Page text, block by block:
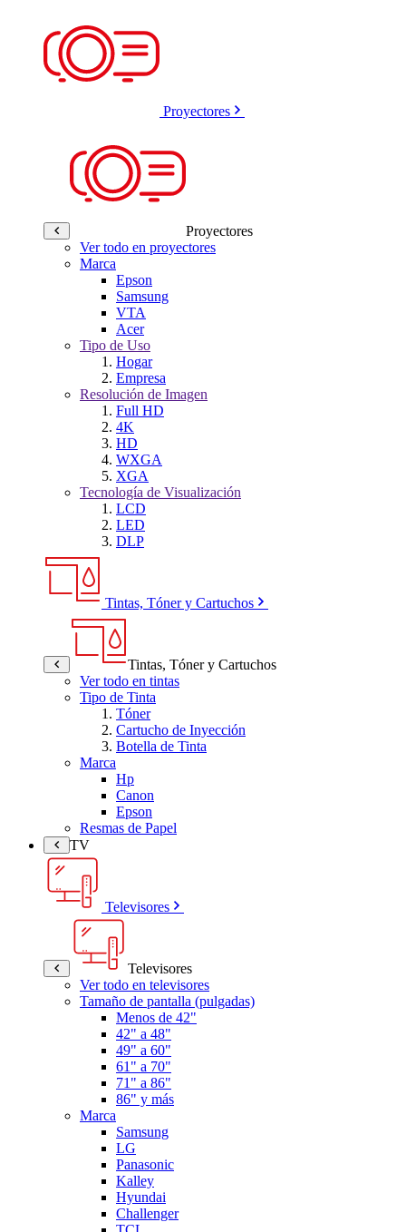
Proyectores
Proyectores
Ver todo en proyectores
Marca
Epson
Samsung
VTA
Acer
Tipo de Uso
Hogar
Empresa
Resolución de Imagen
Full HD
4K
HD
WXGA
XGA
Tecnología de Visualización
LCD
LED
DLP
Tintas, Tóner y Cartuchos
Tintas, Tóner y Cartuchos
Ver todo en tintas
Tipo de Tinta
Tóner
Cartucho de Inyección
Botella de Tinta
Marca
Hp
Canon
Epson
Resmas de Papel
TV
Televisores
Televisores
Ver todo en televisores
Tamaño de pantalla (pulgadas)
Menos de 42"
42" a 48"
49" a 60"
61" a 70"
71" a 86"
86" y más
Marca
Samsung
LG
Panasonic
Kalley
Hyundai
Challenger